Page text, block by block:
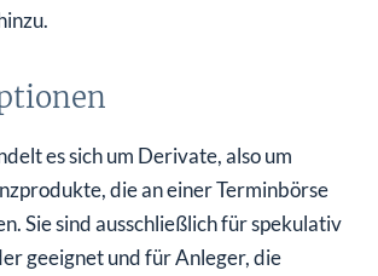
es sich um Derivate, also um
die an einer Terminbörse
Sie sind ausschließlich für spekulativ
geeignet und für Anleger, die